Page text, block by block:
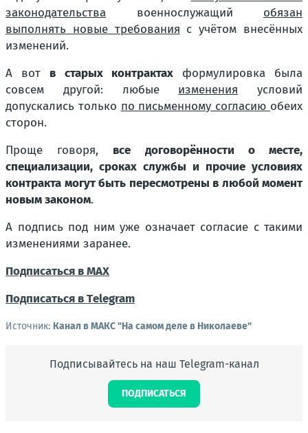
законодательства военнослужащий обязан
выполнять новые требования с учётом внесённых
изменений.
А вот в старых контрактахформулировка была
совсем другой: любые изменения условий
допускались только по письменному согласию обеих
сторон.
Проще говоря, все договорённости о месте,
специализации, сроках службы и прочие условиях
контракта могут быть пересмотрены в любой момент
новым законом.
А подпись под ним уже означает согласие с такими
изменениями заранее.
Подписаться в МАХ
Подписаться в Тelegram
Источник: Канал в МАКС "На самом деле в Николаеве"
Подписывайтесь на наш Telegram-канал
ПОДПИСАТЬСЯ